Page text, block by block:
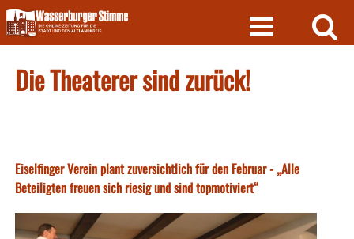
Skip
to
content
Die Theaterer sind zurück!
Eiselfinger Verein plant zuversichtlich für den Februar - „Alle
Beteiligten freuen sich riesig und sind topmotiviert“